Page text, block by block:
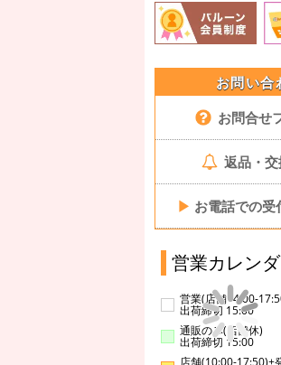
お問い合
お問合せ
返品・
▶ お電話での受
営業カレン
営業(店舗14:00-
出荷締切 15:00
通販のみ(店舗休)
出荷締切 15:00